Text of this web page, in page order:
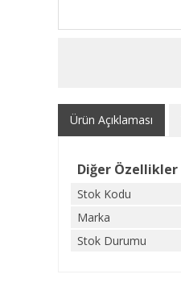
Ürün Açıklaması
Diğer Özellikler
Stok Kodu
Marka
Stok Durumu